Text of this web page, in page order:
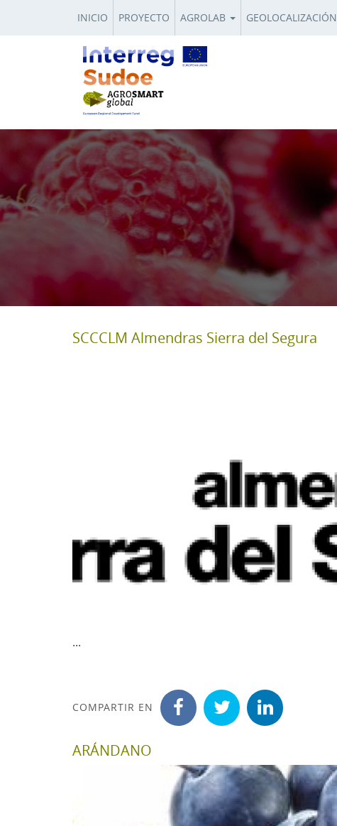
INICIO PROYECTO AGROLAB GEOLOCALIZACIÓN
SCCCLM Almendras Sierra del Segura
...
COMPARTIR EN
ARÁNDANO